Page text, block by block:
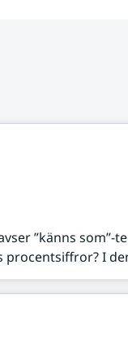
”känns som”-
I